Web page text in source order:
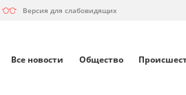
Версия для слабовидящих
Все новости Общество